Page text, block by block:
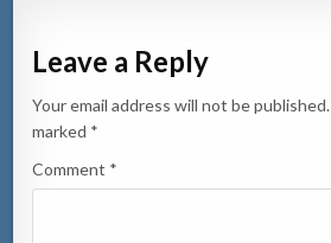
Leave a Reply
Your email address will not be published.
marked *
Comment *